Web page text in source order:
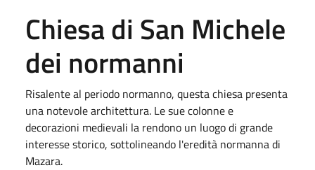
Chiesa di San Michele
dei normanni
Risalente al periodo normanno, questa chiesa presenta
una notevole architettura. Le sue colonne e
decorazioni medievali la rendono un luogo di grande
interesse storico, sottolineando l'eredità normanna di
Mazara.